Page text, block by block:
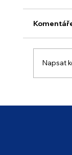
Napsat